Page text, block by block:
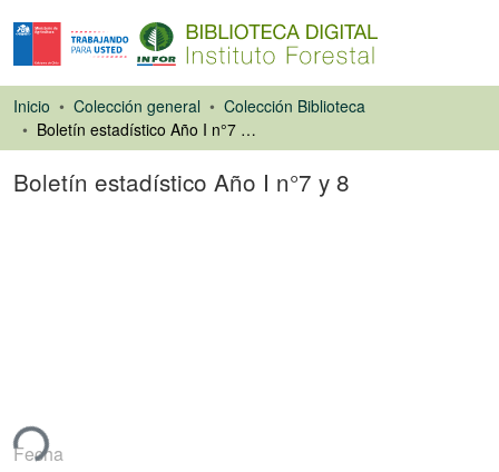
Inicio Colección general
Colección Biblioteca
Boletín estadístico Año I n°7 y 8
Boletín estadístico Año I n°7 y 8
Fecha